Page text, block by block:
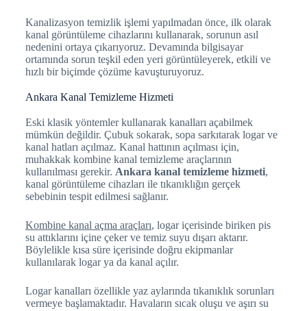
Kanalizasyon temizlik işlemi yapılmadan önce, ilk olarak
kanal görüntüleme cihazlarını kullanarak, sorunun asıl
nedenini ortaya çıkarıyoruz. Devamında bilgisayar
ortamında sorun teşkil eden yeri görüntüleyerek, etkili ve
hızlı bir biçimde çözüme kavuşturuyoruz.
Ankara Kanal Temizleme Hizmeti
Eski klasik yöntemler kullanarak kanalları açabilmek
mümkün değildir. Çubuk sokarak, sopa sarkıtarak logar ve
kanal hatları açılmaz. Kanal hattının açılması için,
muhakkak kombine kanal temizleme araçlarının
kullanılması gerekir. Ankara kanal temizleme hizmeti,
kanal görüntüleme cihazları ile tıkanıklığın gerçek
sebebinin tespit edilmesi sağlanır.
Kombine kanal açma araçları, logar içerisinde biriken pis
su attıklarını içine çeker ve temiz suyu dışarı aktarır.
Böylelikle kısa süre içerisinde doğru ekipmanlar
kullanılarak logar ya da kanal açılır.
Logar kanalları özellikle yaz aylarında tıkanıklık sorunları
vermeye başlamaktadır. Havaların sıcak oluşu ve aşırı su